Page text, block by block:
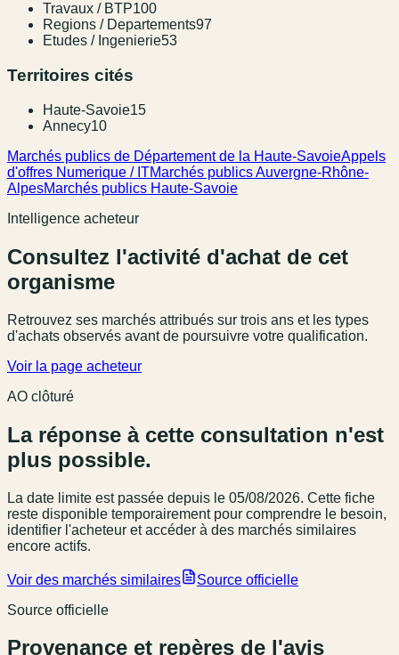
Travaux / BTP100
Regions / Departements97
Etudes / Ingenierie53
Territoires cités
Haute-Savoie15
Annecy10
Marchés publics de Département de la Haute-SavoieAppels
d'offres Numerique / ITMarchés publics Auvergne-Rhône-
AlpesMarchés publics Haute-Savoie
Intelligence acheteur
Consultez l'activité d'achat de cet
organisme
Retrouvez ses marchés attribués sur trois ans et les types
d'achats observés avant de poursuivre votre qualification.
Voir la page acheteur
AO clôturé
La réponse à cette consultation n'est
plus possible.
La date limite est passée depuis le 05/08/2026. Cette fiche
reste disponible temporairement pour comprendre le besoin,
identifier l'acheteur et accéder à des marchés similaires
encore actifs.
Voir des marchés similaires
Source officielle
Source officielle
Provenance et repères de l'avis